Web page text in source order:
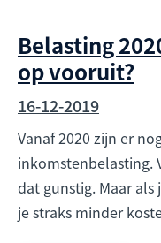
Belasting
op vooruit?
16-12-2019
Vanaf 2020 zijn er
inkomstenbelasting.
dat gunstig. Maar
je straks minder